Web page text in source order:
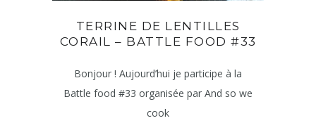
TERRINE DE LENTILLES
CORAIL – BATTLE FOOD #33
Bonjour ! Aujourd’hui je participe à la
Battle food #33 organisée par And so we
cook